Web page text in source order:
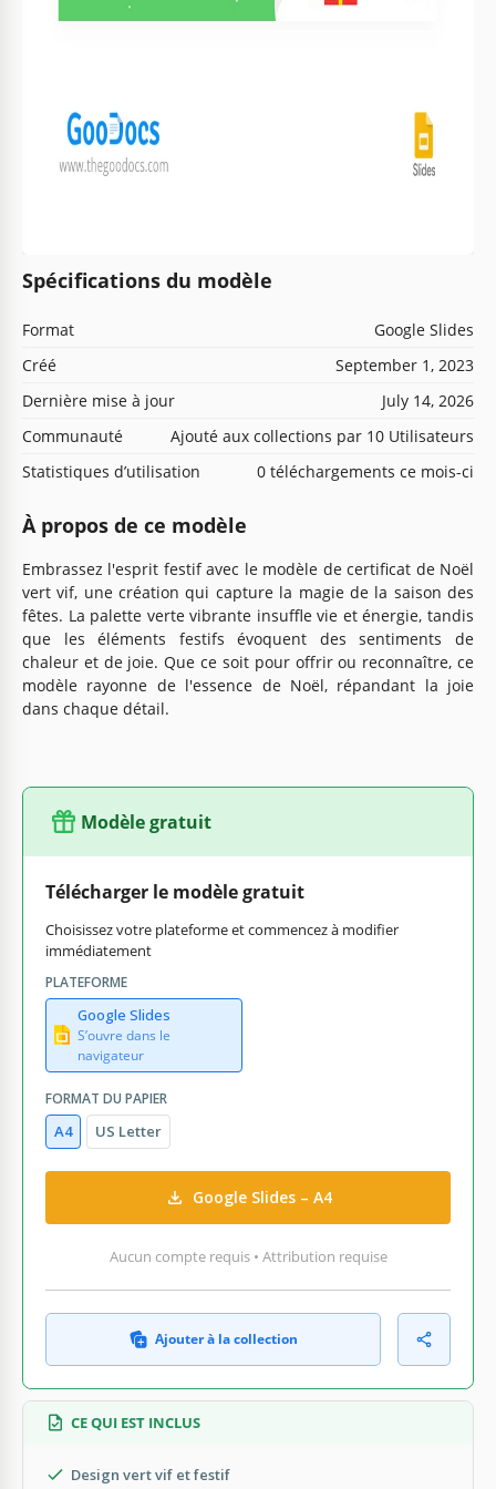
Spécifications du modèle
Format
Google Slides
Créé
September 1, 2023
Dernière mise à jour
July 14, 2026
Communauté
Ajouté aux collections par 10 Utilisateurs
Statistiques d’utilisation
0 téléchargements ce mois-ci
À propos de ce modèle
Embrassez l'esprit festif avec le modèle de certificat de Noël
vert vif, une création qui capture la magie de la saison des
fêtes. La palette verte vibrante insuffle vie et énergie, tandis
que les éléments festifs évoquent des sentiments de
chaleur et de joie. Que ce soit pour offrir ou reconnaître, ce
modèle rayonne de l'essence de Noël, répandant la joie
dans chaque détail.
Modèle gratuit
Télécharger le modèle gratuit
Choisissez votre plateforme et commencez à modifier
immédiatement
PLATEFORME
Google Slides
S’ouvre dans le
navigateur
FORMAT DU PAPIER
A4 US Letter
Google Slides – A4
Aucun compte requis • Attribution requise
Ajouter à la collection
CE QUI EST INCLUS
Design vert vif et festif